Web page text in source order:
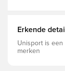
Erkende
Unisport is
merken